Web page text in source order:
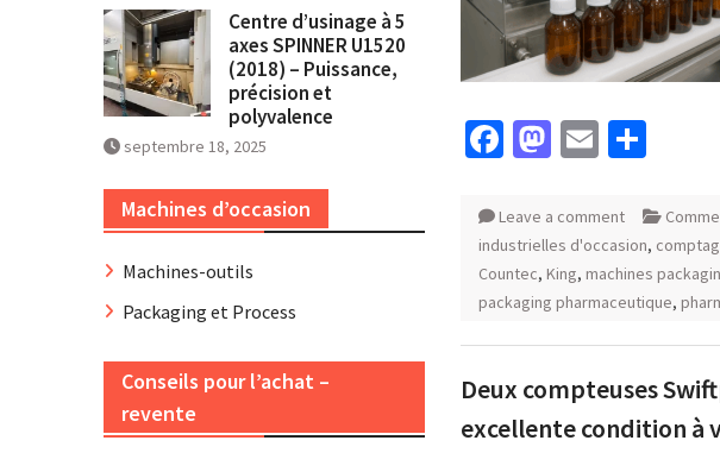
Facebook
Mastodon
Email
Leave a comment
industrielles d'occasion,
Countec, King, machines
packaging pharmaceutique,
Deux compteuses
excellente condition à
Centre d’usinage à 5
axes SPINNER U1520
(2018) – Puissance,
précision et
polyvalence
septembre 18, 2025
Machines d’occasion
Machines-outils
Packaging et Process
Conseils pour l’achat –
revente